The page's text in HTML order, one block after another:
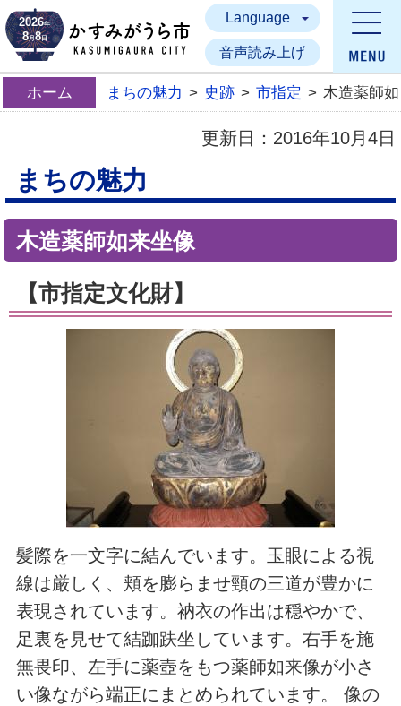
かすみがうら市
2026年
8月8日
Language
音声読み上げ
ホーム まちの魅力 > 史跡 > 市指定 > 木造薬師
更新日： 2016年10月4日
まちの魅力
木造薬師如来坐像
【市指定文化財】
髪際を一文字に結んでいます。玉眼による視
線は厳しく、頬を膨らませ頸の三道が豊かに
表現されています。衲衣の作出は穏やかで、
足裏を見せて結跏趺坐しています。右手を施
無畏印、左手に薬壺をもつ薬師如来像が小さ
い像ながら端正にまとめられています。 像の